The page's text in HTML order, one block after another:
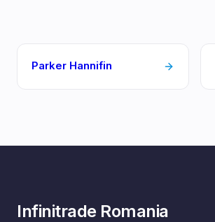
Parker Hannifin
Infinitrade Romania